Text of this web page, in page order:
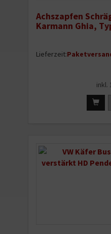
Achszapfen
Karmann Ghia,
Lieferzeit:
inkl.